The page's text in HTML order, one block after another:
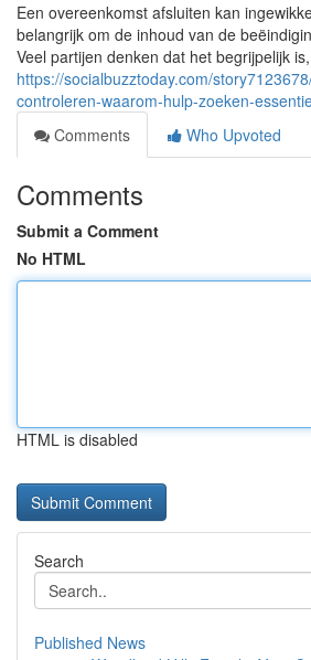
Een overeenkomst afsluiten kan
belangrijk om de inhoud van de
Veel partijen denken dat het begrijpelijk
https://socialbuzztoday.com/
controleren-waarom-hulp-zoeken-
Comments
Who Upvoted
Comments
Submit a Comment
No HTML
HTML is disabled
Search
Published News